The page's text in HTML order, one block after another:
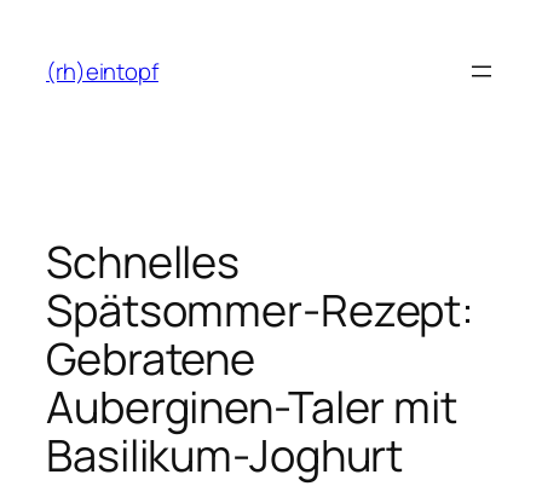
Inhalt
springen
(rh)eintopf
Schnelles
Spätsommer-Rezept:
Gebratene
Auberginen-Taler mit
Basilikum-Joghurt